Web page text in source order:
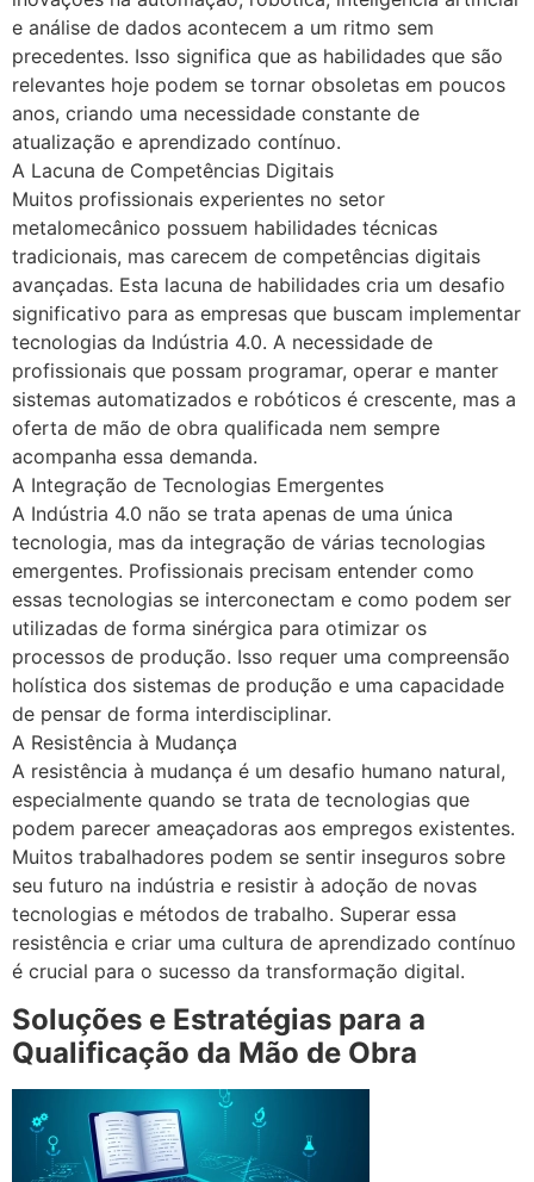
e análise de dados acontecem a um ritmo sem
precedentes. Isso significa que as habilidades que são
relevantes hoje podem se tornar obsoletas em poucos
anos, criando uma necessidade constante de
atualização e aprendizado contínuo.
A Lacuna de Competências Digitais
Muitos profissionais experientes no setor
metalomecânico possuem habilidades técnicas
tradicionais, mas carecem de competências digitais
avançadas. Esta lacuna de habilidades cria um desafio
significativo para as empresas que buscam implementar
tecnologias da Indústria 4.0. A necessidade de
profissionais que possam programar, operar e manter
sistemas automatizados e robóticos é crescente, mas a
oferta de mão de obra qualificada nem sempre
acompanha essa demanda.
A Integração de Tecnologias Emergentes
A Indústria 4.0 não se trata apenas de uma única
tecnologia, mas da integração de várias tecnologias
emergentes. Profissionais precisam entender como
essas tecnologias se interconectam e como podem ser
utilizadas de forma sinérgica para otimizar os
processos de produção. Isso requer uma compreensão
holística dos sistemas de produção e uma capacidade
de pensar de forma interdisciplinar.
A Resistência à Mudança
A resistência à mudança é um desafio humano natural,
especialmente quando se trata de tecnologias que
podem parecer ameaçadoras aos empregos existentes.
Muitos trabalhadores podem se sentir inseguros sobre
seu futuro na indústria e resistir à adoção de novas
tecnologias e métodos de trabalho. Superar essa
resistência e criar uma cultura de aprendizado contínuo
é crucial para o sucesso da transformação digital.
Soluções e Estratégias para a
Qualificação da Mão de Obra